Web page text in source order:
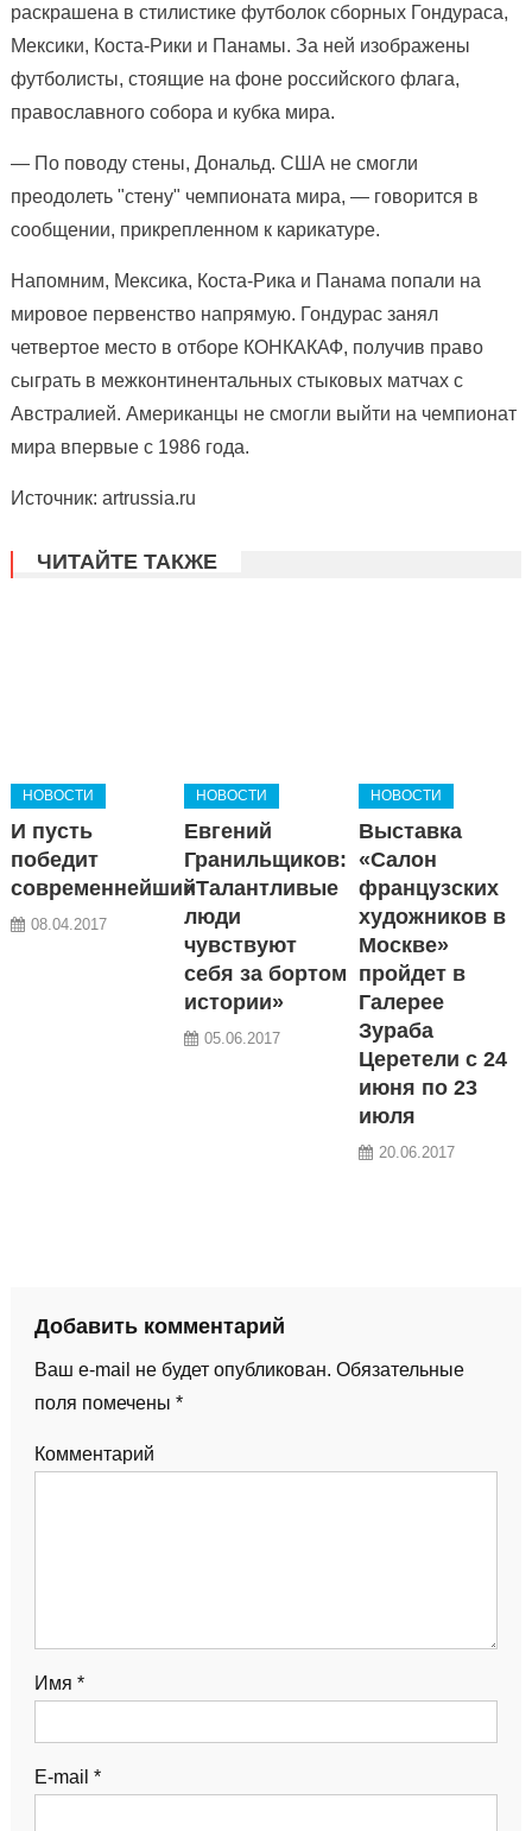
раскрашена в стилистике футболок сборных Гондураса,
Мексики, Коста-Рики и Панамы. За ней изображены
футболисты, стоящие на фоне российского флага,
православного собора и кубка мира.
— По поводу стены, Дональд. США не смогли
преодолеть "стену" чемпионата мира, — говорится в
сообщении, прикрепленном к карикатуре.
Напомним, Мексика, Коста-Рика и Панама попали на
мировое первенство напрямую. Гондурас занял
четвертое место в отборе КОНКАКАФ, получив право
сыграть в межконтинентальных стыковых матчах с
Австралией. Американцы не смогли выйти на чемпионат
мира впервые с 1986 года.
Источник: artrussia.ru
ЧИТАЙТЕ ТАКЖЕ
НОВОСТИ
И пусть
победит
современнейший
08.04.2017
НОВОСТИ
Евгений
Гранильщиков:
«Талантливые
люди
чувствуют
себя за бортом
истории»
05.06.2017
НОВОСТИ
Выставка
«Салон
французских
художников в
Москве»
пройдет в
Галерее
Зураба
Церетели с 24
июня по 23
июля
20.06.2017
Добавить комментарий
Ваш e-mail не будет опубликован. Обязательные
поля помечены *
Комментарий
Имя *
E-mail *